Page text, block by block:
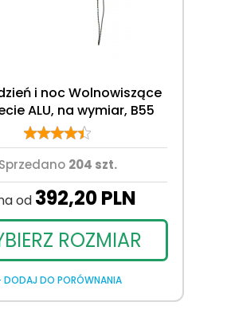
i noc Wolnowiszące
ALU, na wymiar, B55
Sprzedano 204 szt.
od 392,20PLN
ROZMIAR
DODAJ DO PORÓWNANIA